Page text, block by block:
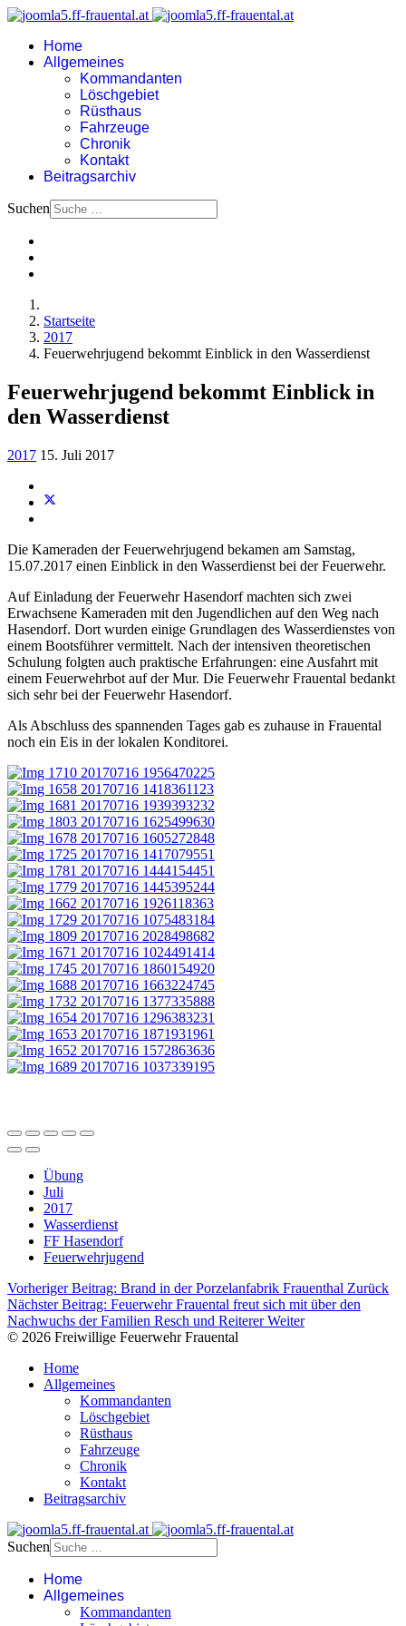
Home
Allgemeines
Kommandanten
Löschgebiet
Rüsthaus
Fahrzeuge
Chronik
Kontakt
Beitragsarchiv
Suchen
Startseite
2017
Feuerwehrjugend bekommt Einblick in den Wasserdienst
Feuerwehrjugend bekommt Einblick in
den Wasserdienst
2017 15. Juli 2017
Die Kameraden der Feuerwehrjugend bekamen am Samstag,
15.07.2017 einen Einblick in den Wasserdienst bei der Feuerwehr.
Auf Einladung der Feuerwehr Hasendorf machten sich zwei
Erwachsene Kameraden mit den Jugendlichen auf den Weg nach
Hasendorf. Dort wurden einige Grundlagen des Wasserdienstes von
einem Bootsführer vermittelt. Nach der intensiven theoretischen
Schulung folgten auch praktische Erfahrungen: eine Ausfahrt mit
einem Feuerwehrbot auf der Mur. Die Feuerwehr Frauental bedankt
sich sehr bei der Feuerwehr Hasendorf.
Als Abschluss des spannenden Tages gab es zuhause in Frauental
noch ein Eis in der lokalen Konditorei.
Übung
Juli
2017
Wasserdienst
FF Hasendorf
Feuerwehrjugend
Vorheriger Beitrag: Brand in der Porzelanfabrik Frauenthal Zurück
Nächster Beitrag: Feuerwehr Frauental freut sich mit über den
Nachwuchs der Familien Resch und ReitererWeiter
© 2026 Freiwillige Feuerwehr Frauental
Home
Allgemeines
Kommandanten
Löschgebiet
Rüsthaus
Fahrzeuge
Chronik
Kontakt
Beitragsarchiv
Suchen
Home
Allgemeines
Kommandanten